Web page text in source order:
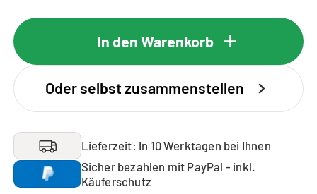
In den Warenkorb
Oder selbst zusammenstellen
Lieferzeit: In 10 Werktagen bei Ihnen
Sicher bezahlen mit PayPal - inkl.
Käuferschutz